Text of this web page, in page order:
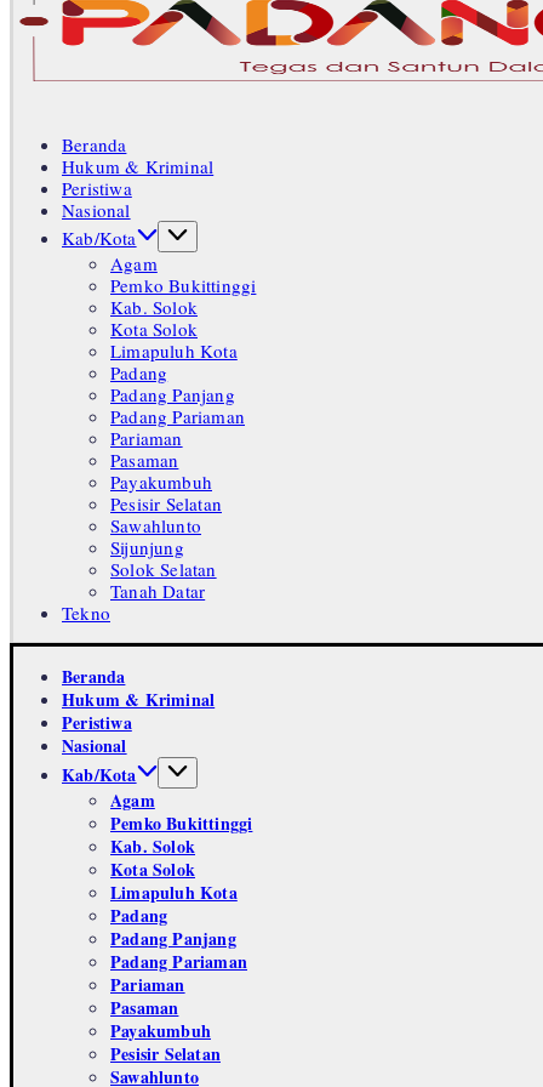
Memberikan
Informasi
Beranda
Hukum & Kriminal
Peristiwa
Nasional
Kab/Kota
Agam
Pemko Bukittinggi
Kab. Solok
Kota Solok
Limapuluh Kota
Padang
Padang Panjang
Padang Pariaman
Pariaman
Pasaman
Payakumbuh
Pesisir Selatan
Sawahlunto
Sijunjung
Solok Selatan
Tanah Datar
Tekno
Beranda
Hukum & Kriminal
Peristiwa
Nasional
Kab/Kota
Agam
Pemko Bukittinggi
Kab. Solok
Kota Solok
Limapuluh Kota
Padang
Padang Panjang
Padang Pariaman
Pariaman
Pasaman
Payakumbuh
Pesisir Selatan
Sawahlunto